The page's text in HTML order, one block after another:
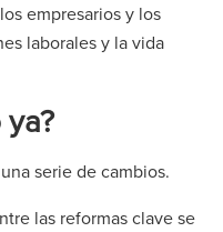
empresarios y los
laborales y la vida
serie de cambios.
las reformas clave se